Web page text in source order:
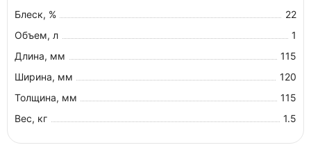
Блеск, %
22
Объем, л
1
Длина, мм
115
Ширина, мм
120
Толщина, мм
115
Вес, кг
1.5